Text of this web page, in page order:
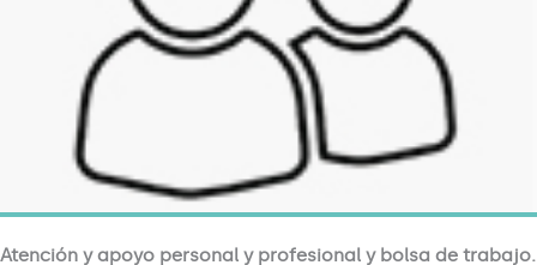
Atención y apoyo personal y profesional y bolsa de trabajo.